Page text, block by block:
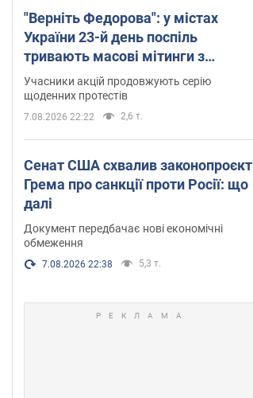
"Верніть Федорова": у містах
України 23-й день поспіль
тривають масові мітинги з
картонками. Фото і відео
Учасники акцій продовжують серію
щоденних протестів
7.08.2026 22:22 2,6 т.
Сенат США схвалив законопроєкт
Грема про санкції проти Росії: що
далі
Документ передбачає нові економічні
обмеження
7.08.2026 22:38 5,3 т.